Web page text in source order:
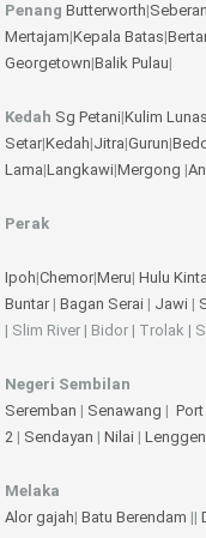
Penang Butterworth|
Mertajam|Kepala Batas|
Georgetown|Balik Pulau|
Kedah Sg Petani|Kulim Lunas
Setar|Kedah|Jitra|Gurun|
Lama|Langkawi|Mergong |
Perak
Ipoh|Chemor|Meru| Hulu Kinta
Buntar| Bagan Serai | Jawi |
| Slim River | Bidor | Trolak |
Negeri Sembilan
Seremban | Senawang |
2 | Sendayan | Nilai |
Melaka
Alor gajah| Batu Berendam ||